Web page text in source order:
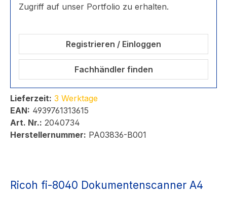
Zugriff auf unser Portfolio zu erhalten.
Registrieren / Einloggen
Fachhändler finden
Lieferzeit: 3 Werktage
EAN: 4939761313615
Art. Nr.: 2040734
Herstellernummer: PA03836-B001
Ricoh fi-8040 Dokumentenscanner A4